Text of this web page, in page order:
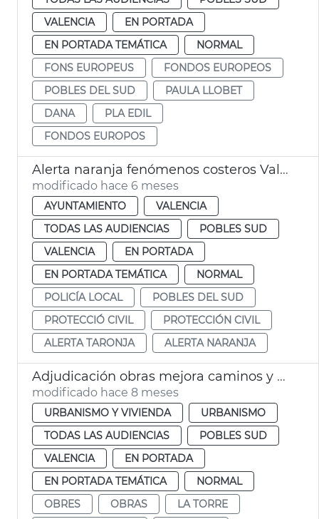
VALENCIA
EN PORTADA
EN PORTADA TEMÁTICA
NORMAL
FONS EUROPEUS
FONDOS EUROPEOS
POBLES DEL SUD
PAULA LLOBET
DANA
PLA EDIL
FONDOS EUROPOS
Alerta naranja fenómenos costeros València
modificado hace 6 meses
AYUNTAMIENTO
VALENCIA
TODAS LAS AUDIENCIAS
POBLES SUD
VALENCIA
EN PORTADA
EN PORTADA TEMÁTICA
NORMAL
POLICÍA LOCAL
POBLES DEL SUD
PROTECCIÓ CIVIL
PROTECCIÓN CIVIL
ALERTA TARONJA
ALERTA NARANJA
Adjudicación obras mejora caminos y calles afectadas dana la Torre
modificado hace 8 meses
URBANISMO Y VIVIENDA
URBANISMO
TODAS LAS AUDIENCIAS
POBLES SUD
VALENCIA
EN PORTADA
EN PORTADA TEMÁTICA
NORMAL
OBRES
OBRAS
LA TORRE